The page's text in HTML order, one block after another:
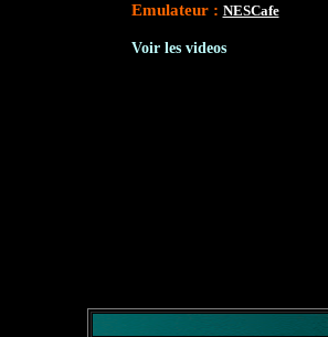
Emulateur : NESCafe
Voir les videos